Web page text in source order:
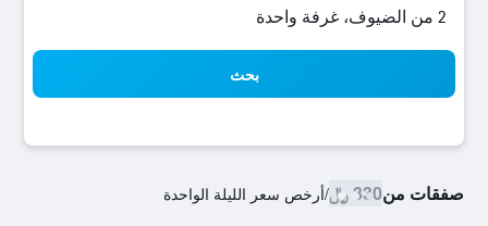
2 من الضيوف، غرفة واحدة
بحث
صفقات من330 ﷼ /أرخص سعر الليلة الواحدة